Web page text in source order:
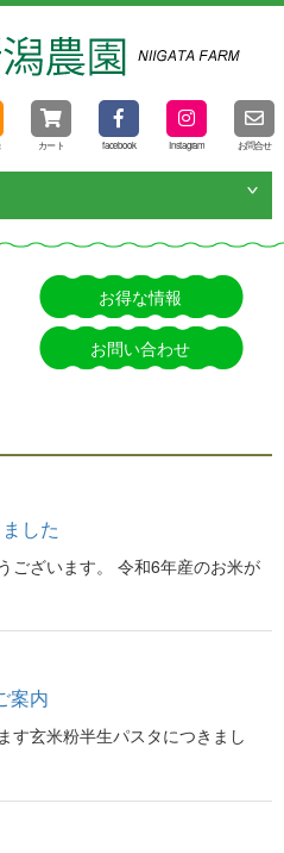
カート facebook Instagram お問合せ
お得な情報
お問い合わせ
した
ございます。 令和6年産のお米が
案内
す玄米粉半生パスタにつきまし